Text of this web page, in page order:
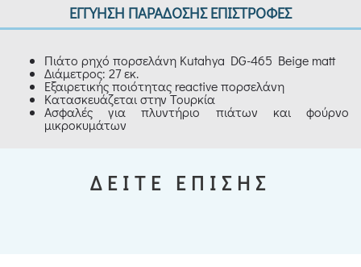
ΕΓΓΥΗΣΗ ΠΑΡΑΔΟΣΗΣ ΕΠΙΣΤΡΟΦΕΣ
Πιάτο ρηχό πορσελάνη Kutahya DG-465 Beige matt
Διάμετρος: 27 εκ.
Εξαιρετικής ποιότητας reactive πορσελάνη
Κατασκευάζεται στην Τουρκία
Ασφαλές για πλυντήριο πιάτων και φούρνο
μικροκυμάτων
ΔΕΙΤΕ ΕΠΙΣΗΣ